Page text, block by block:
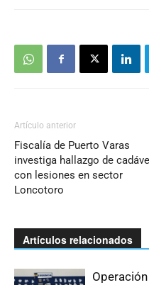
Artículo anterior
Fiscalía de Puerto Varas
investiga hallazgo de
con lesiones en sector
Loncotoro
Artículos relacionados